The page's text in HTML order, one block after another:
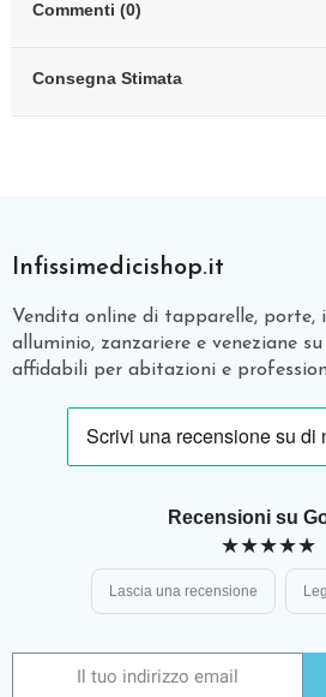
Commenti (0)
Consegna Stimata
Infissimedicishop.it
Vendita online di tapparelle, porte,
alluminio, zanzariere e veneziane
affidabili per abitazioni e
Recensioni su
★★★★★
Lascia una recensione